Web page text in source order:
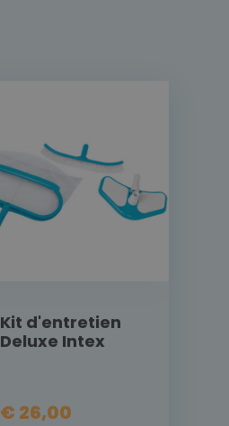
Kit d'entretien
Deluxe Intex
€ 26,00